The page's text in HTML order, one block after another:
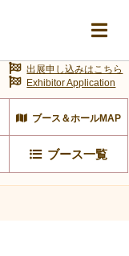
ブース＆ホールMAP
ブース一覧
出展申し込みはこちら
Exhibitor Application